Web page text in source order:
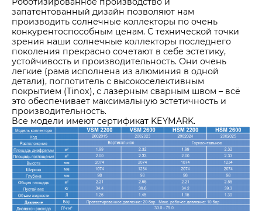
запатентованный дизайн позволяют нам
производить солнечные коллекторы по очень
конкурентоспособным ценам. С технической точки
зрения наши солнечные коллекторы последнего
поколения прекрасно сочетают в себе эстетику,
устойчивость и производительность. Они очень
легкие (рама исполнена из алюминия в одной
детали), поглотитель с высокоселективным
покрытием (Tinox), с лазерным сварным швом – всё
это обеспечивает максимальную эстетичность и
производительность.
Все модели имеют сертификат KEYMARK.